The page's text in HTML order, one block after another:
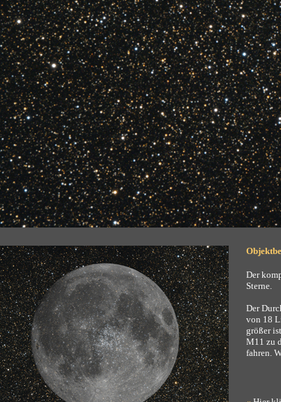
Der
Sterne.
Der
von 18
größer
M11 zu
fahren.